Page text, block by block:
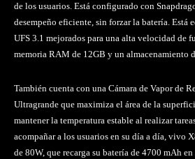
de los usuarios. Está configurado con
desempeño eficiente, sin forzar la batería. Está
UFS 3.1 mejorados para una alta velocidad de
memoria RAM de 12GB y un almacenamiento
También cuenta con una Cámara de Vapor de
Ultragrande que maximiza el área de la
mantener la temperatura estable al realizar
acompañar a los usuarios en su día a día, vivo
de 80W, que recarga su batería de 4700 mAh